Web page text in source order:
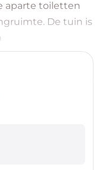
aparte toiletten
De tuin is
op
zorgeloos
Bel Top
700 700.